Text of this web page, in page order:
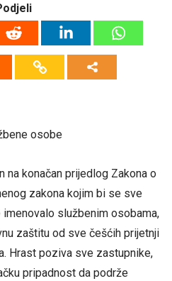
osobe
na konačan prijedlog Zakona o
zakona kojim bi se sve
službenim osobama,
zaštitu od sve češćih prijetnji
Hrast poziva sve zastupnike,
pripadnost da podrže